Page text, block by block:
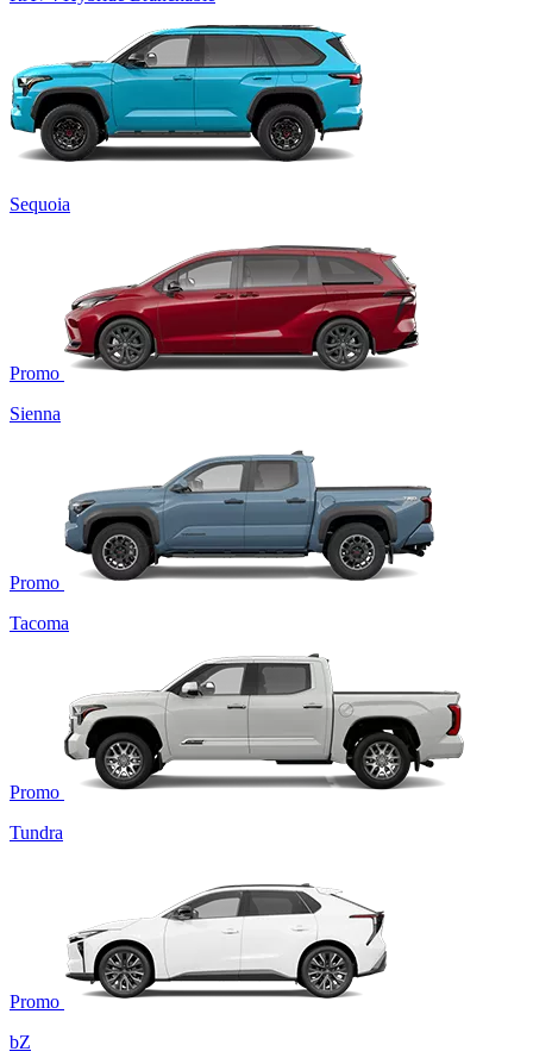
Sequoia
Promo
Sienna
Promo
Tacoma
Promo
Tundra
Promo
bZ